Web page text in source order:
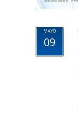
MAYO
09